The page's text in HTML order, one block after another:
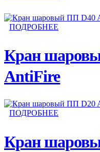
ПОДРОБНЕЕ
Кран
AntiFire
ПОДРОБНЕЕ
Кран